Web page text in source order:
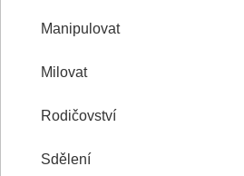
Manipulovat
Milovat
Rodičovství
Sdělení